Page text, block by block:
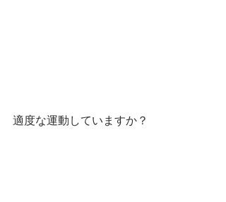
適度な運動していますか？